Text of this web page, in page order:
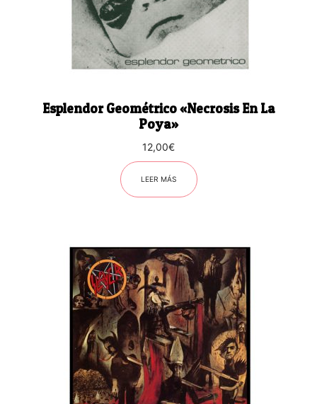
Esplendor Geométrico «Necrosis En La
Poya»
12,00€
LEER MÁS